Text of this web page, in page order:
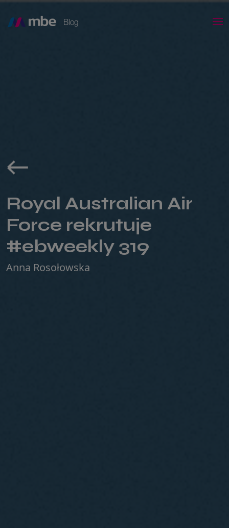
Blog
Royal Australian Air
Force rekrutuje
#ebweekly 319
Anna Rosołowska